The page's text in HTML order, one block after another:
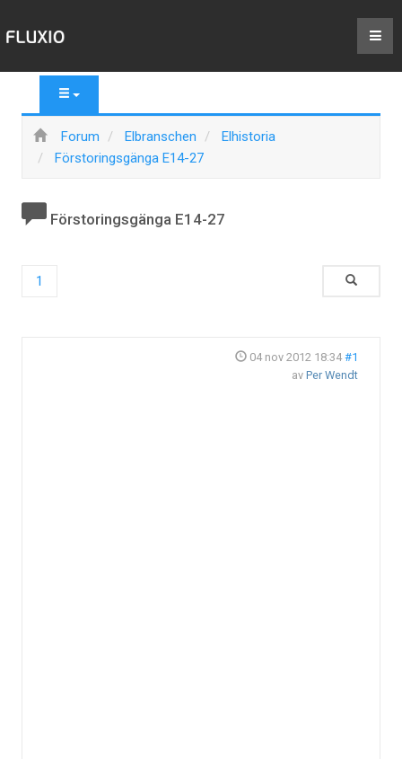
Forum Elbranschen
Elhistoria
Förstoringsgänga E14-27
Förstoringsgänga E14-27
1
04 nov 2012 18:34 #1
av Per Wendt